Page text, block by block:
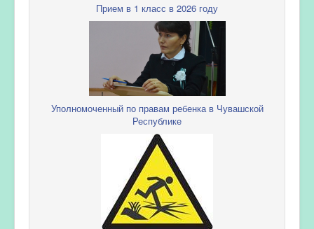
Прием в 1 класс в 2026 году
Уполномоченный по правам ребенка в Чувашской
Республике